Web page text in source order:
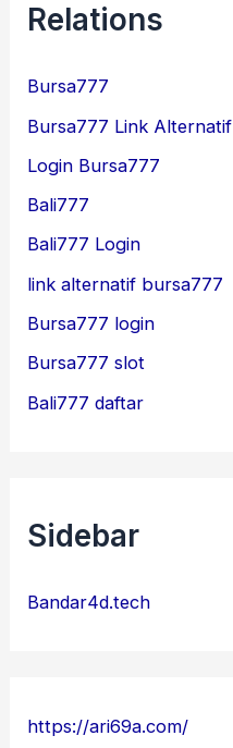
Relations
Bursa777
Bursa777 Link Alternatif
Login Bursa777
Bali777
Bali777 Login
link alternatif bursa777
Bursa777 login
Bursa777 slot
Bali777 daftar
Sidebar
Bandar4d.tech
https://ari69a.com/